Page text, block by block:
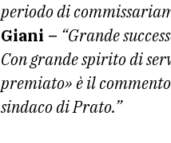
periodo di
Giani – “Grande
Con grande spirito di
premiato» è il
sindaco di Prato.”